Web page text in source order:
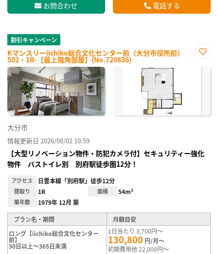
お問合わせ 電話する
割引キャンペーン
Kマンスリーiichiko総合文化センター前（大分市役所前）
502・1R-【最上階角部屋】(No.720836)
に入
大分市
情報更新日 2026/08/02 10:59
【大型リノベーション物件・防犯カメラ付】セキュリティー強化
物件 バストイレ別 別府駅徒歩圏12分！
アクセス 日豊本線「別府駅」徒歩12分
間取り 1R 面積 54m²
築年数 1979年 12月 築
プラン名・期間
月額目安
ロング【iichiko総合文化センター
前】
30日以上～365日未満
1日当たり 3,700円～
130,800 円/月～
初期費用他 22,000円～